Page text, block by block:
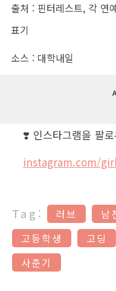
출처 : 핀터레스트, 각 연
표기
소스 : 대학내일
❣️ 인스타그램을 팔
instagram.com/
Tag: 러브 남
고등학생
고딩
사춘기